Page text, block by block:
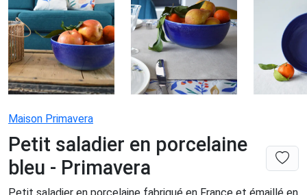
Maison Primavera
Petit saladier en porcelaine
bleu - Primavera
Petit saladier en porcelaine fabriqué en France et émaillé en